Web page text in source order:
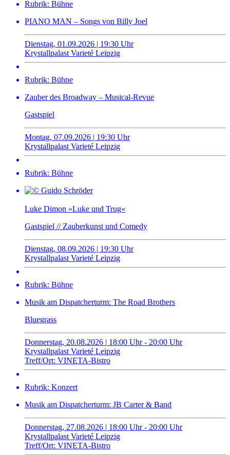
Rubrik: Bühne
PIANO MAN – Songs von Billy Joel
Dienstag, 01.09.2026 | 19:30 Uhr
Krystallpalast Varieté Leipzig
Rubrik: Bühne
Zauber des Broadway – Musical-Revue
Gastspiel
Montag, 07.09.2026 | 19:30 Uhr
Krystallpalast Varieté Leipzig
Rubrik: Bühne
Luke Dimon »Luke und Trug«
Gastspiel // Zauberkunst und Comedy
Dienstag, 08.09.2026 | 19:30 Uhr
Krystallpalast Varieté Leipzig
Rubrik: Bühne
Musik am Dispatcherturm: The Road Brothers
Bluegrass
Donnerstag, 20.08.2026 | 18:00 Uhr - 20:00 Uhr
Krystallpalast Varieté Leipzig
Treff/Ort: VINETA-Bistro
Rubrik: Konzert
Musik am Dispatcherturm: JB Carter & Band
Donnerstag, 27.08.2026 | 18:00 Uhr - 20:00 Uhr
Krystallpalast Varieté Leipzig
Treff/Ort: VINETA-Bistro